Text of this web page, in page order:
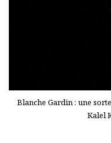
Blanche Gardin : une
Kalel